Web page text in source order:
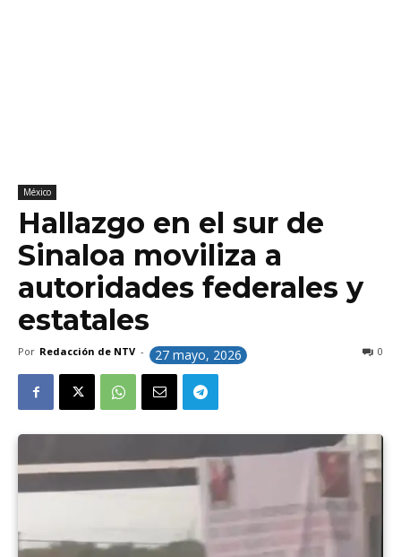
México
Hallazgo en el sur de
Sinaloa moviliza a
autoridades federales y
estatales
Por Redacción de NTV - 27 mayo, 2026 0